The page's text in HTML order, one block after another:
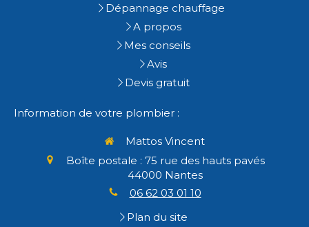
Dépannage chauffage
A propos
Mes conseils
Avis
Devis gratuit
Information de votre plombier :
Mattos Vincent
Boîte postale : 75 rue des hauts pavés
44000 Nantes
06 62 03 01 10
Plan du site